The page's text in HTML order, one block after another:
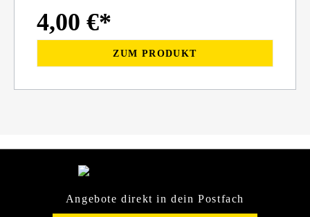
4,00 €*
ZUM PRODUKT
Angebote direkt in dein Postfach